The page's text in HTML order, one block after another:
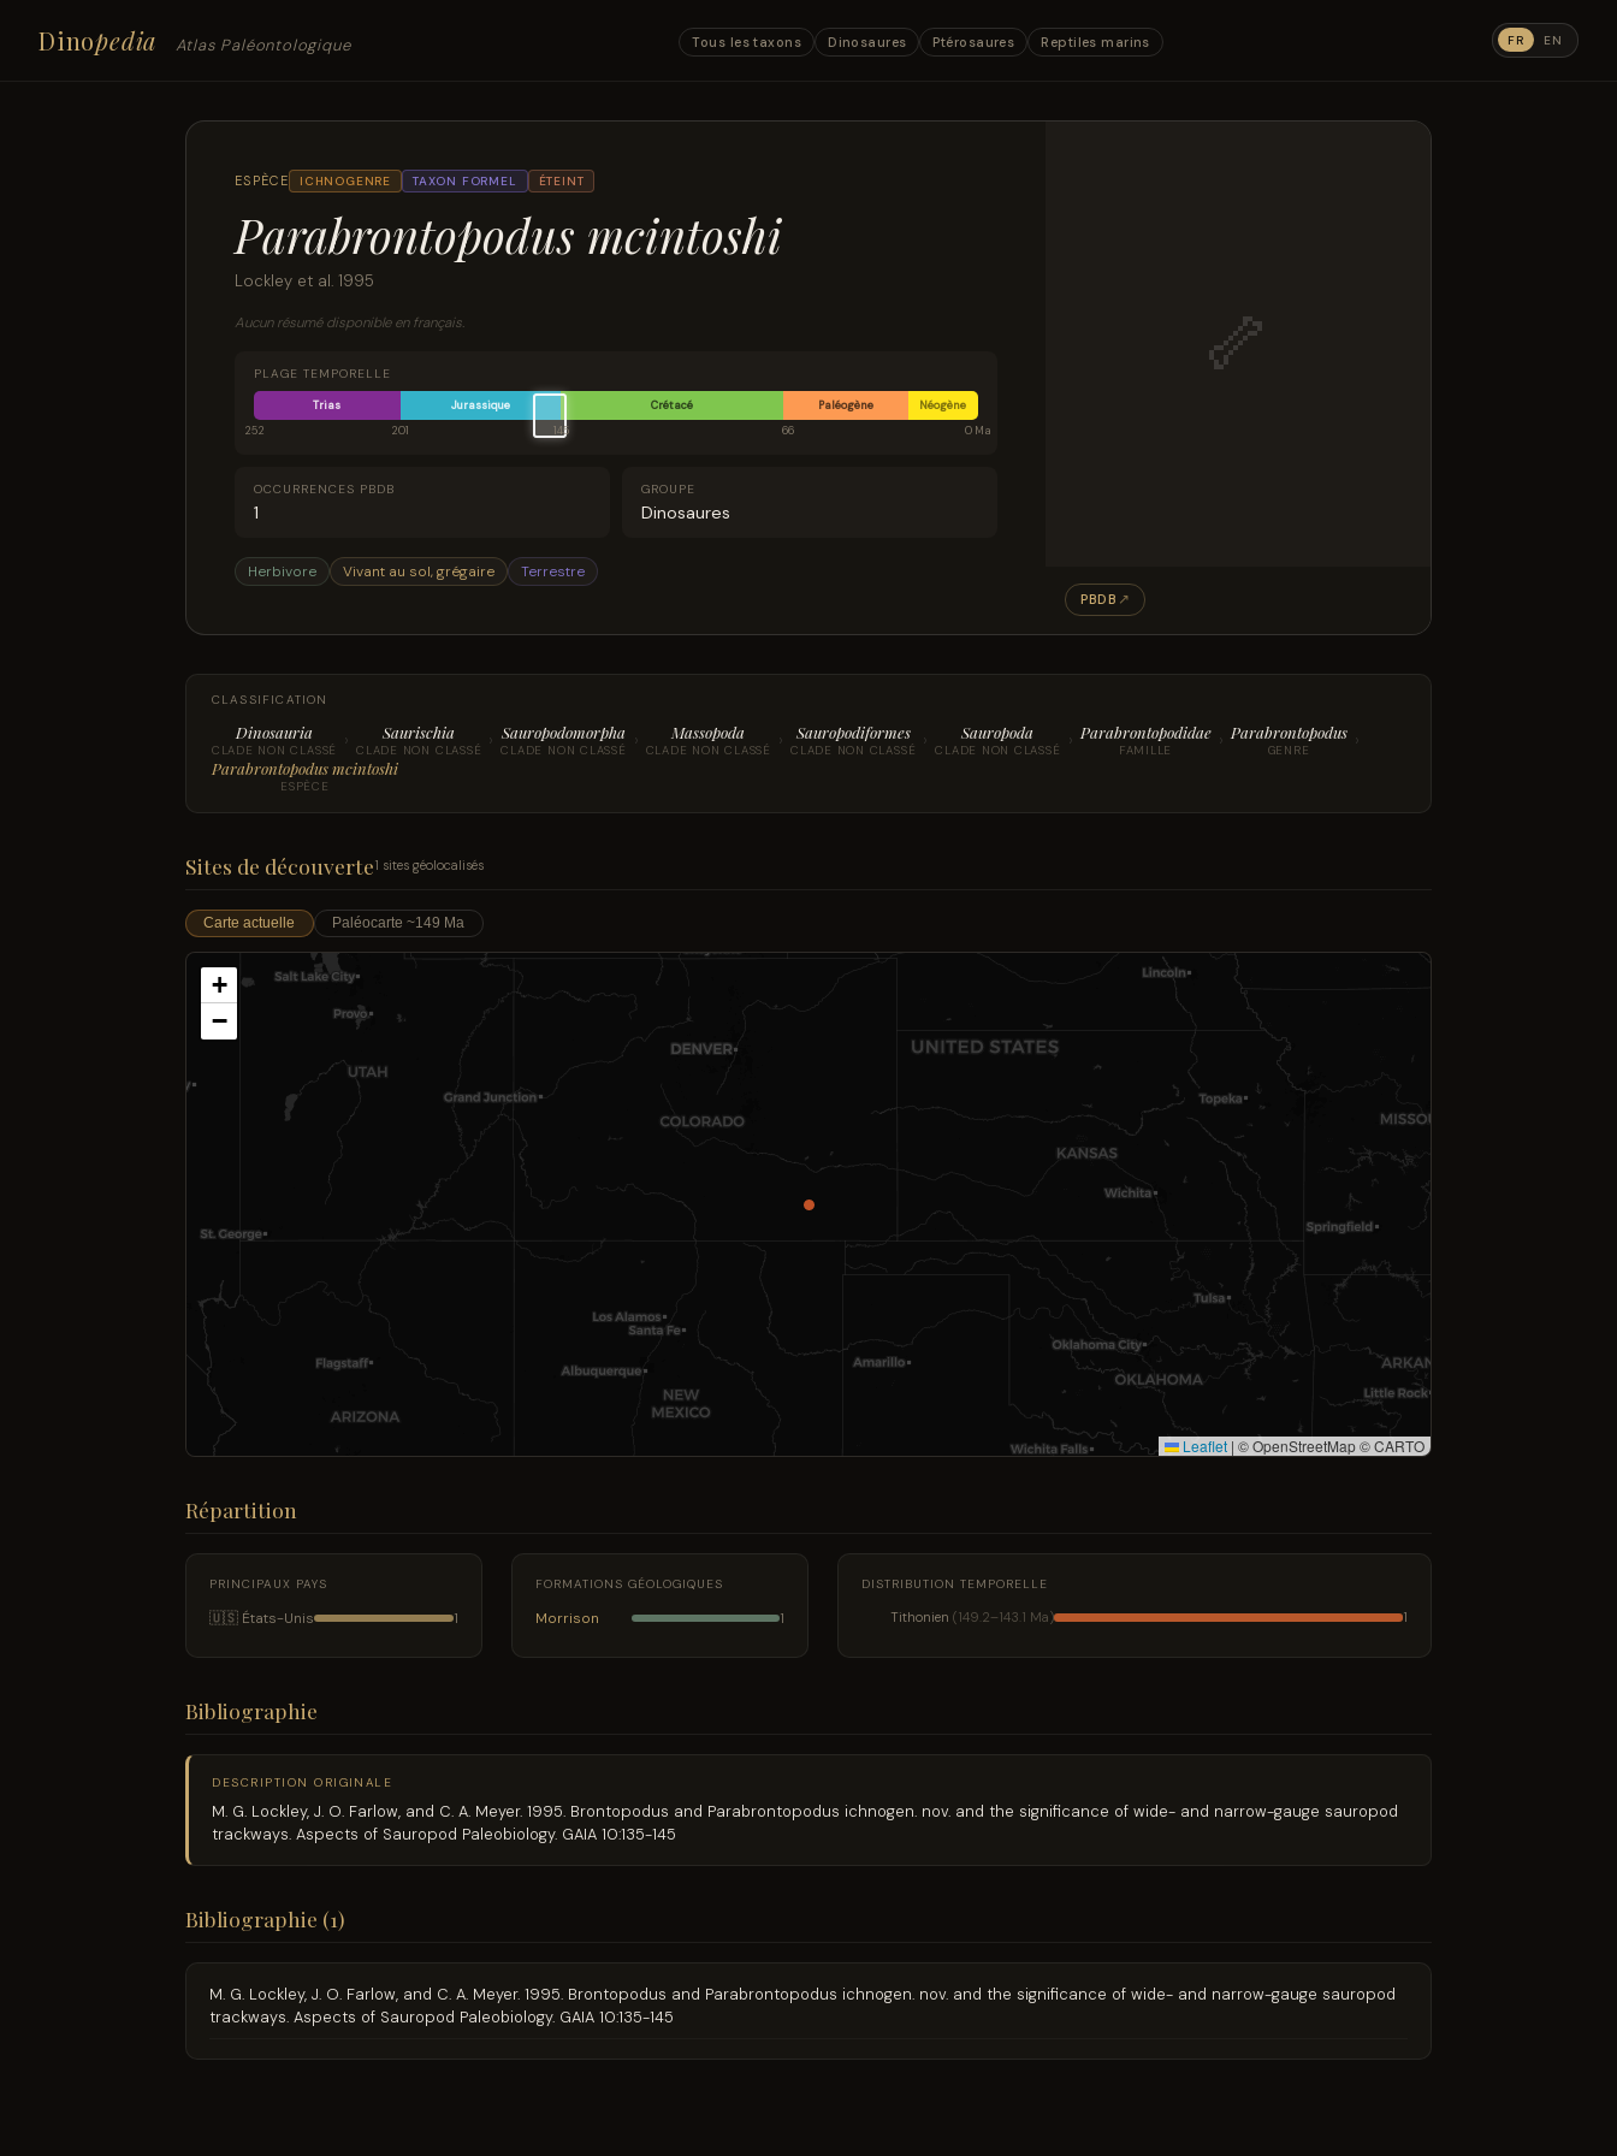
Dinopedia Atlas Paléontologique Tous les taxons Dinosaures Ptérosaures Reptiles marins FR EN
ESPÈCE ICHNOGENRE TAXON FORMEL ÉTEINT
Parabrontopodus mcintoshi
Lockley et al. 1995
Aucun résumé disponible en français.
PLAGE TEMPORELLE
Trias Jurassique Crétacé Paléogène
Néogène
252
201 145 66 0 Ma
OCCURRENCES PBDB
1
GROUPE
Dinosaures
Herbivore Vivant au sol, grégaire Terrestre
🦴
PBDB ↗
CLASSIFICATION
Dinosauria
CLADE NON CLASSÉ › Saurischia
CLADE NON CLASSÉ › Sauropodomorpha
CLADE NON CLASSÉ › Massopoda
CLADE NON CLASSÉ › Sauropodiformes
CLADE NON CLASSÉ › Sauropoda
CLADE NON CLASSÉ › Parabrontopodidae
FAMILLE › Parabrontopodus
GENRE ›
Parabrontopodus mcintoshi
ESPÈCE
Sites de découverte1 sites géolocalisés
Carte actuelle Paléocarte ~149 Ma
+
−
Leaflet | © OpenStreetMap © CARTO
Répartition
PRINCIPAUX PAYS
🇺🇸 États-Unis 1
FORMATIONS GÉOLOGIQUES
Morrison 1
DISTRIBUTION TEMPORELLE
Tithonien (149.2–143.1 Ma) 1
Bibliographie
DESCRIPTION ORIGINALE
M. G. Lockley, J. O. Farlow, and C. A. Meyer. 1995. Brontopodus and Parabrontopodus ichnogen. nov. and the significance of wide- and narrow-gauge sauropod
trackways. Aspects of Sauropod Paleobiology. GAIA 10:135-145
Bibliographie (1)
M. G. Lockley, J. O. Farlow, and C. A. Meyer. 1995. Brontopodus and Parabrontopodus ichnogen. nov. and the significance of wide- and narrow-gauge sauropod
trackways. Aspects of Sauropod Paleobiology. GAIA 10:135-145